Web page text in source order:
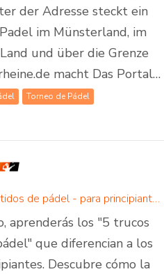
der Adresse steckt ein
im Münsterland, im
und über die Grenze
macht Das Portal…
Torneo de Pádel
5 trucos mentales para los partidos de pádel - para principiantes y avanzados
aprenderás los "5 trucos
que diferencian a los
Descubre cómo la